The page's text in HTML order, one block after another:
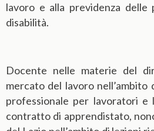
lavoro e alla previdenza delle
Docente nelle materie del
mercato del lavoro nell’ambito
professionale per lavoratori e
contratto di apprendistato,